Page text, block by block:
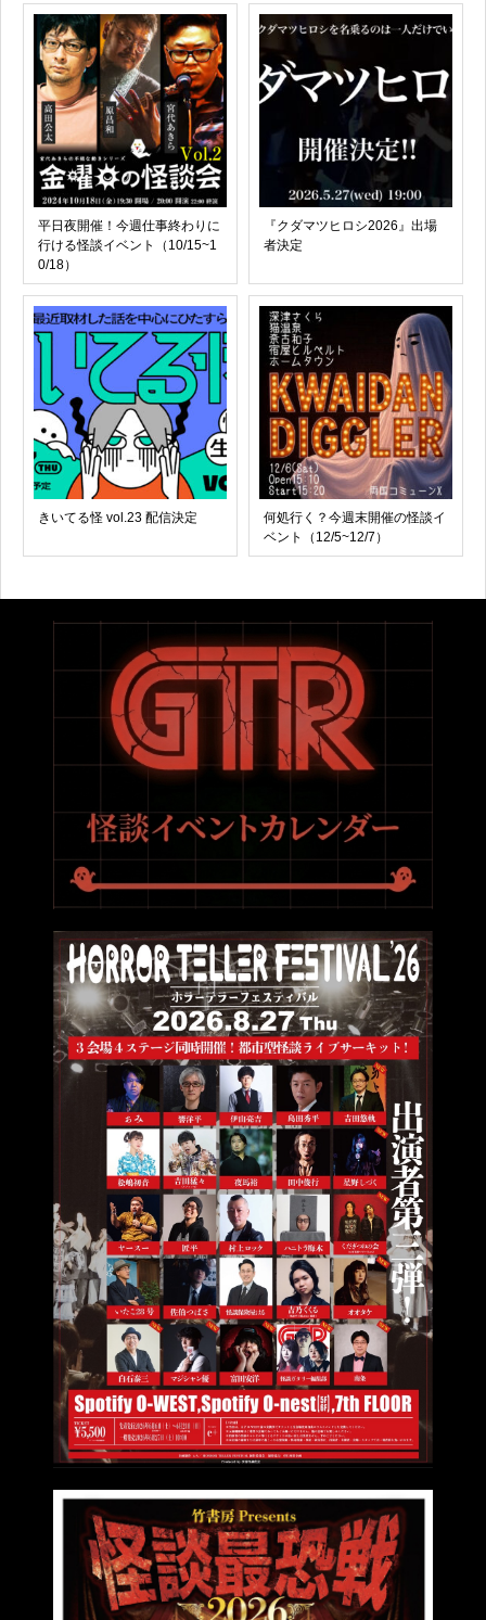
平日夜開催！今週仕事終わりに
行ける怪談イベント（10/15~1
0/18）
『クダマツヒロシ2026』出場
者決定
きいてる怪 vol.23 配信決定
何処行く？今週末開催の怪談イ
ベント（12/5~12/7）